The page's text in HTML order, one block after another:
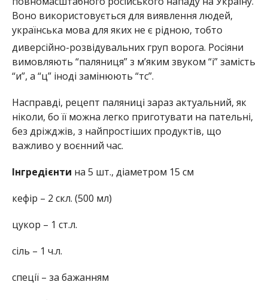
Воно використовується для виявлення людей,
українська мова для яких не є рідною, тобто
диверсійно-розвідувальних груп ворога. Росіяни
вимовляють “паляниця” з м’яким звуком “і” замість
“и”, а “ц” іноді замінюють “тс”.
Насправді, рецепт паляниці зараз актуальний, як
ніколи, бо її можна легко приготувати на пательні,
без дріжджів, з найпростіших продуктів, що
важливо у воєнний час.
Інгредієнти на 5 шт., діаметром 15 см
кефір – 2 скл. (500 мл)
цукор – 1 ст.л.
сіль – 1 ч.л.
спеції – за бажанням